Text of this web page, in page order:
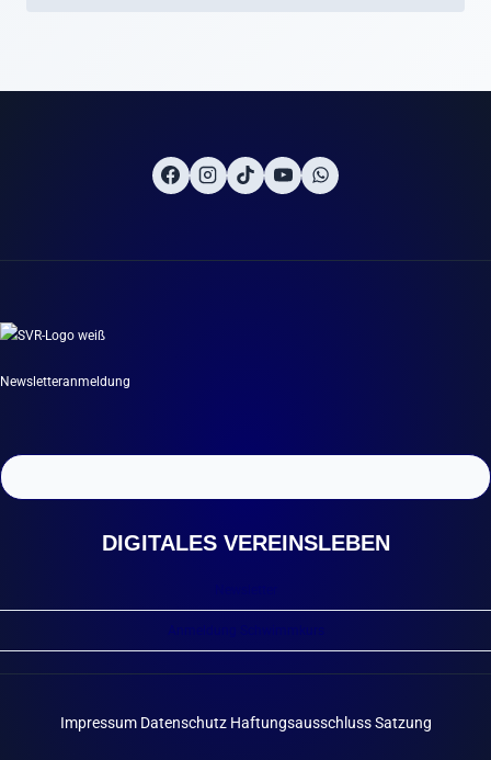
Newsletteranmeldung
DIGITALES VEREINSLEBEN
Impressum Datenschutz Haftungsausschluss Satzung